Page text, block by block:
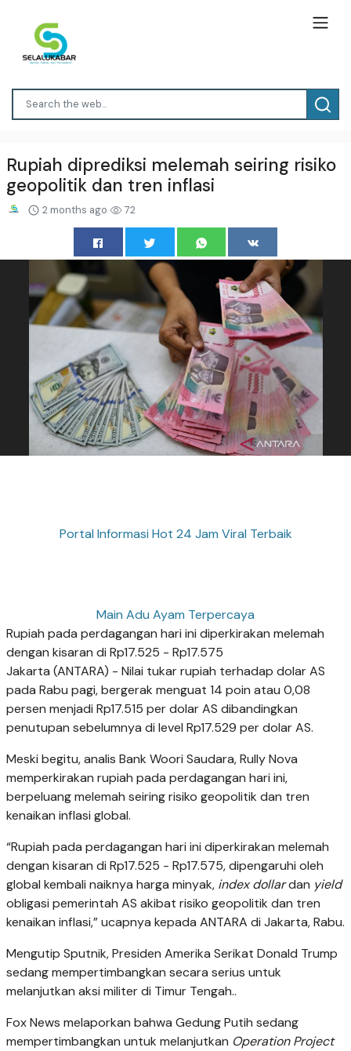
Rupiah diprediksi melemah seiring risiko
geopolitik dan tren inflasi
2 months ago 72
Portal Informasi Hot 24 Jam Viral Terbaik
Main Adu Ayam Terpercaya
Rupiah pada perdagangan hari ini diperkirakan melemah
dengan kisaran di Rp17.525 - Rp17.575
Jakarta (ANTARA) - Nilai tukar rupiah terhadap dolar AS
pada Rabu pagi, bergerak menguat 14 poin atau 0,08
persen menjadi Rp17.515 per dolar AS dibandingkan
penutupan sebelumnya di level Rp17.529 per dolar AS.
Meski begitu, analis Bank Woori Saudara, Rully Nova
memperkirakan rupiah pada perdagangan hari ini,
berpeluang melemah seiring risiko geopolitik dan tren
kenaikan inflasi global.
“Rupiah pada perdagangan hari ini diperkirakan melemah
dengan kisaran di Rp17.525 - Rp17.575, dipengaruhi oleh
global kembali naiknya harga minyak, index dollardan yield
obligasi pemerintah AS akibat risiko geopolitik dan tren
kenaikan inflasi,” ucapnya kepada ANTARA di Jakarta, Rabu.
Mengutip Sputnik, Presiden Amerika Serikat Donald Trump
sedang mempertimbangkan secara serius untuk
melanjutkan aksi militer di Timur Tengah..
Fox News melaporkan bahwa Gedung Putih sedang
mempertimbangkan untuk melanjutkan Operation Project